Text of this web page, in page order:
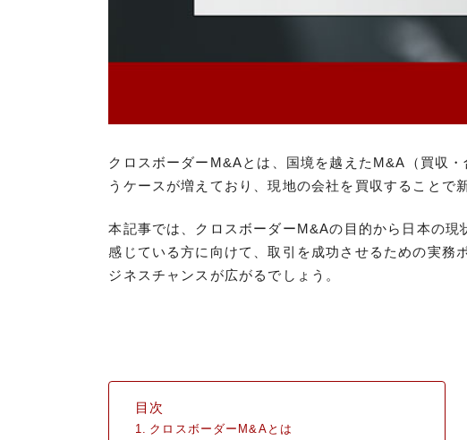
クロスボーダーM&Aとは、国境を越えたM&A（買収
うケースが増えており、現地の会社を買収することで
本記事では、クロスボーダーM&Aの目的から日本の
感じている方に向けて、取引を成功させるための実
ジネスチャンスが広がるでしょう。
目次
クロスボーダーM&Aとは